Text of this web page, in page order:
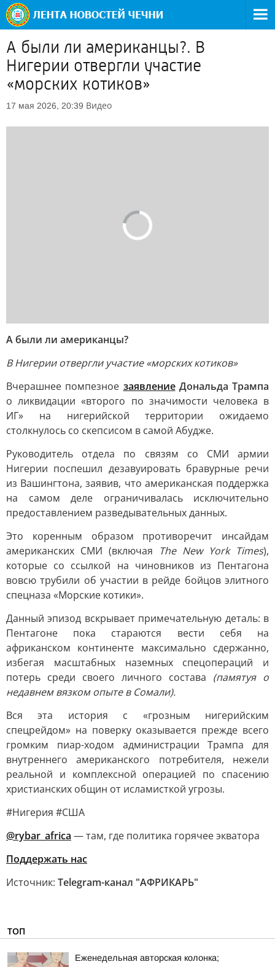
А были ли американцы?. В
Нигерии отвергли участие
«морских котиков»
17 мая 2026, 20:39 Видео
А были ли американцы?
В Нигерии отвергли участие «морских котиков»
Вчерашнее помпезное заявление Дональда Трампа
о ликвидации «второго по значимости человека в
ИГ» на нигерийской территории ожидаемо
столкнулось со скепсисом в самой Абудже.
Руководитель отдела по связям со СМИ армии
Нигерии поспешил дезавуировать бравурные речи
из Вашингтона, заявив, что американская поддержка
на самом деле ограничивалась исключительно
предоставлением разведывательных данных.
Это коренным образом противоречит инсайдам
американских СМИ (включая The New York Times),
которые со ссылкой на чиновников из Пентагона
вовсю трубили об участии в рейде бойцов элитного
спецназа «Морские котики».
Данный эпизод вскрывает примечательную деталь: в
Пентагоне пока стараются вести себя на
африканском континенте максимально сдержанно,
избегая масштабных наземных спецопераций и
потерь среди своего личного состава (памятуя о
недавнем вязком опыте в Сомали).
Вся эта история с «грозным нигерийским
спецрейдом» на поверку оказывается прежде всего
громким пиар-ходом администрации Трампа для
внутреннего американского потребителя, нежели
реальной и комплексной операцией по спасению
христианских общин от исламисткой угрозы.
#Нигерия #США
@rybar_africa — там, где политика горячее экватора
Поддержать нас
Источник: Telegram-канал "АФРИКАРЬ"
ТОП
Еженедельная авторская колонка;